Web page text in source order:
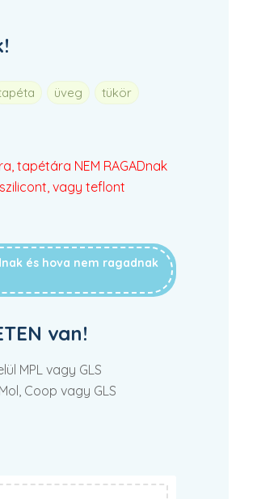
üveg
tükör
tapétára NEM RAGADnak
vagy teflont
és hova nem ragadnak
van!
MPL vagy GLS
Coop vagy GLS